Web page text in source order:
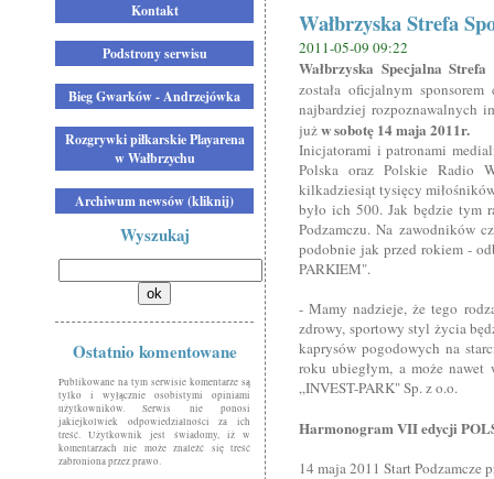
Kontakt
Podstrony serwisu
Bieg Gwarków - Andrzejówka
Rozgrywki piłkarskie Playarena
w Wałbrzychu
Archiwum newsów (kliknij)
Wyszukaj
Ostatnio komentowane
Publikowane na tym serwisie komentarze są
tylko i wyłącznie osobistymi opiniami
użytkowników. Serwis nie ponosi
jakiejkolwiek odpowiedzialności za ich
treść. Użytkownik jest świadomy, iż w
komentarzach nie może znaleźć się treść
zabroniona przez prawo.
Wałbrzyska Strefa
2011-05-09 09:22
Wałbrzyska Specjalna
została oficjalnym
najbardziej rozpoznawalnych
jużw sobotę 14 maja 2011r.
Inicjatorami i patronami
Polska oraz Polskie Radio
kilkadziesiąt tysięcy
było ich 500. Jak będzie tym
Podzamczu. Na zawodników
podobnie jak przed rokiem -
PARKIEM".
- Mamy nadzieje, że tego
zdrowy, sportowy styl życia
kaprysów pogodowych na
roku ubiegłym, a może nawet
„INVEST-PARK" Sp. z o.o.
Harmonogram VII edycji
14 maja 2011 Start Podzamcze